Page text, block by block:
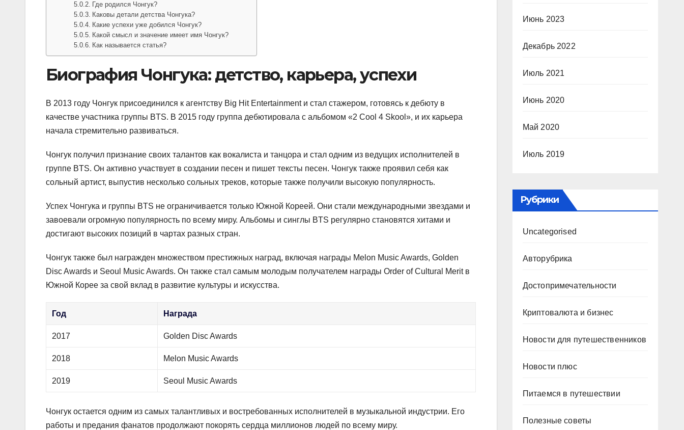
Где родился Чонгук?
Каковы детали детства Чонгука?
Какие успехи уже добился Чонгук?
Какой смысл и значение имеет имя Чонгук?
Как называется статья?
Биография Чонгука: детство, карьера, успехи
В 2013 году Чонгук присоединился к агентству Big Hit Entertainment и стал стажером, готовясь к дебюту в
качестве участника группы BTS. В 2015 году группа дебютировала с альбомом «2 Cool 4 Skool», и их карьера
начала стремительно развиваться.
Чонгук получил признание своих талантов как вокалиста и танцора и стал одним из ведущих исполнителей в
группе BTS. Он активно участвует в создании песен и пишет тексты песен. Чонгук также проявил себя как
сольный артист, выпустив несколько сольных треков, которые также получили высокую популярность.
Успех Чонгука и группы BTS не ограничивается только Южной Кореей. Они стали международными звездами и
завоевали огромную популярность по всему миру. Альбомы и синглы BTS регулярно становятся хитами и
достигают высоких позиций в чартах разных стран.
Чонгук также был награжден множеством престижных наград, включая награды Melon Music Awards, Golden
Disc Awards и Seoul Music Awards. Он также стал самым молодым получателем награды Order of Cultural Merit в
Южной Корее за свой вклад в развитие культуры и искусства.
Год Награда
2017 Golden Disc Awards
2018 Melon Music Awards
2019 Seoul Music Awards
Чонгук остается одним из самых талантливых и востребованных исполнителей в музыкальной индустрии. Его
работы и предания фанатов продолжают покорять сердца миллионов людей по всему миру.
Июнь 2023
Декабрь 2022
Июль 2021
Июнь 2020
Май 2020
Июль 2019
Рубрики
Uncategorised
Авторубрика
Достопримечательности
Криптовалюта и бизнес
Новости для путешественников
Новости плюс
Питаемся в путешествии
Полезные советы